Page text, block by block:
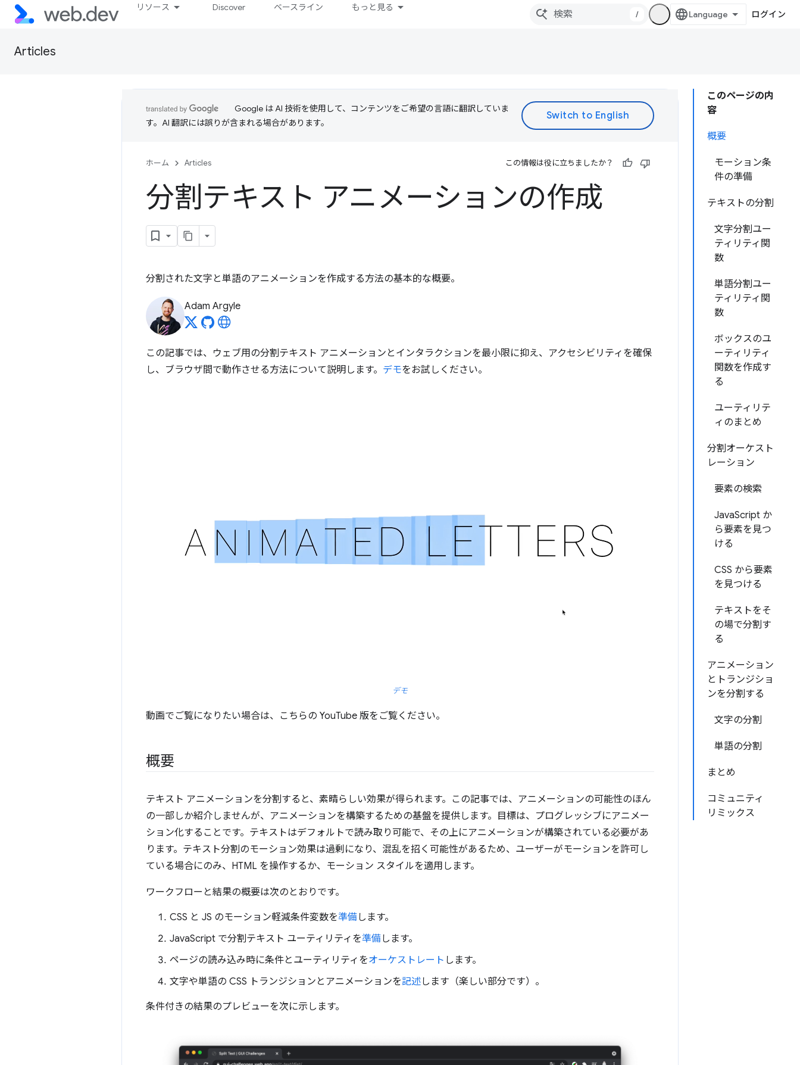
リソース Discover ベースライン もっと見る
/ ログイン
Articles
このページの内
容
概要
モーション条
件の準備
テキストの分割
文字分割ユー
ティリティ関
数
単語分割ユー
ティリティ関
数
ボックスのユ
ーティリティ
関数を作成す
る
ユーティリテ
ィのまとめ
分割オーケスト
レーション
要素の検索
JavaScript か
ら要素を見つ
ける
CSS から要素
を見つける
テキストをそ
の場で分割す
る
アニメーション
とトランジショ
ンを分割する
文字の分割
単語の分割
まとめ
コミュニティ
リミックス
Google は AI 技術を使用して、コンテンツをご希望の言語に翻訳していま
す。AI 翻訳には誤りが含まれる場合があります。
ホーム Articles この情報は役に立ちましたか？
分割テキスト アニメーションの作成
分割された文字と単語のアニメーションを作成する方法の基本的な概要。
Adam Argyle
この記事では、ウェブ用の分割テキスト アニメーションとインタラクションを最小限に抑え、アクセシビリティを確保
し、ブラウザ間で動作させる方法について説明します。 デモをお試しください。
デモ
動画でご覧になりたい場合は、こちらの YouTube 版をご覧ください。
概要
テキスト アニメーションを分割すると、素晴らしい効果が得られます。この記事では、アニメーションの可能性のほん
の一部しか紹介しませんが、アニメーションを構築するための基盤を提供します。目標は、プログレッシブにアニメー
ション化することです。テキストはデフォルトで読み取り可能で、その上にアニメーションが構築されている必要があ
ります。テキスト分割のモーション効果は過剰になり、混乱を招く可能性があるため、ユーザーがモーションを許可し
ている場合にのみ、HTML を操作するか、モーション スタイルを適用します。
ワークフローと結果の概要は次のとおりです。
CSS と JS のモーション軽減条件変数を準備します。
JavaScript で分割テキスト ユーティリティを準備します。
ページの読み込み時に条件とユーティリティをオーケストレート します。
文字や単語の CSS トランジションとアニメーションを記述します（楽しい部分です）。
条件付きの結果のプレビューを次に示します。